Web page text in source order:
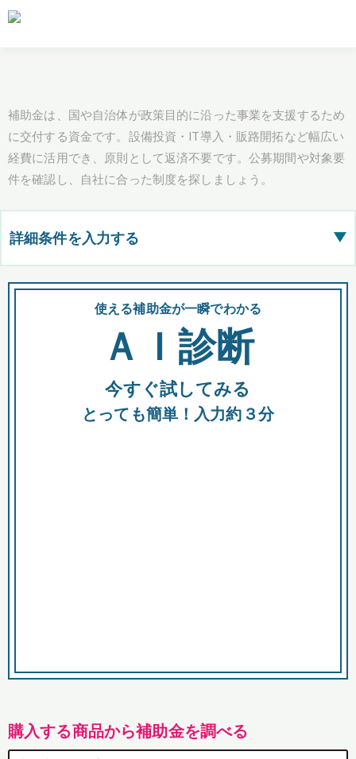
補助金は、国や自治体が政策目的に沿った事業を支援するため
に交付する資金です。設備投資・IT導入・販路開拓など幅広い
経費に活用でき、原則として返済不要です。公募期間や対象要
件を確認し、自社に合った制度を探しましょう。
詳細条件を入力する ▶
都道府県
全国の検索結果を含めて表示
助成金 融資 出資
使える補助金が一瞬でわかる
ＡＩ診断
今すぐ試してみる
とっても簡単！入力約３分
購入する商品から補助金を調べる